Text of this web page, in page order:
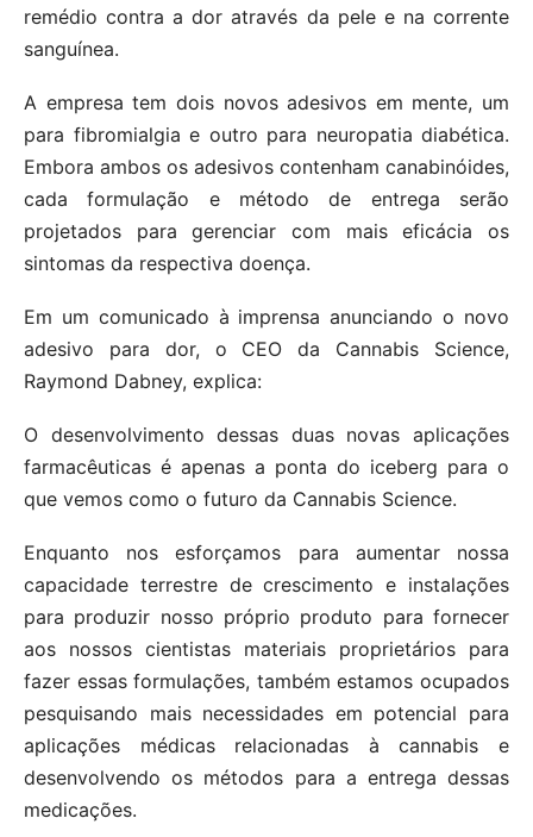
remédio contra a dor através da pele e na corrente
sanguínea.
A empresa tem dois novos adesivos em mente, um
para fibromialgia e outro para neuropatia diabética.
Embora ambos os adesivos contenham canabinóides,
cada formulação e método de entrega serão
projetados para gerenciar com mais eficácia os
sintomas da respectiva doença.
Em um comunicado à imprensa anunciando o novo
adesivo para dor, o CEO da Cannabis Science,
Raymond Dabney, explica:
O desenvolvimento dessas duas novas aplicações
farmacêuticas é apenas a ponta do iceberg para o
que vemos como o futuro da Cannabis Science.
Enquanto nos esforçamos para aumentar nossa
capacidade terrestre de crescimento e instalações
para produzir nosso próprio produto para fornecer
aos nossos cientistas materiais proprietários para
fazer essas formulações, também estamos ocupados
pesquisando mais necessidades em potencial para
aplicações médicas relacionadas à cannabis e
desenvolvendo os métodos para a entrega dessas
medicações.